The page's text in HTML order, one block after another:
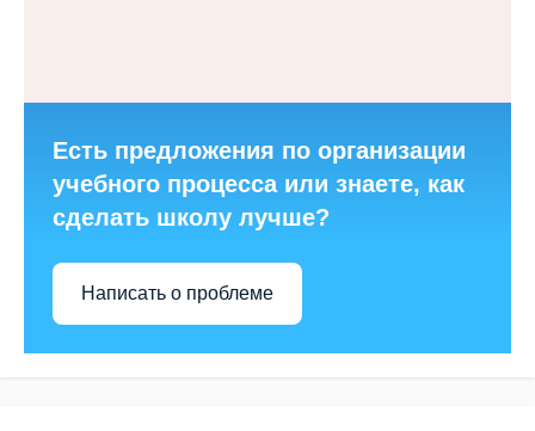
Есть предложения по организации
учебного процесса или знаете, как
сделать школу лучше?
Написать о проблеме